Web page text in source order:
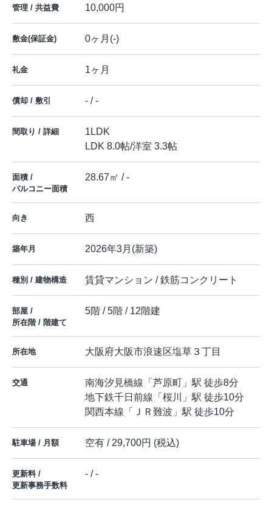
管理 / 共益費 10,000円
敷金(保証金) 0ヶ月(-)
礼金 1ヶ月
償却 / 敷引 - / -
間取り / 詳細
1LDK
LDK 8.0帖/洋室 3.3帖
面積 /
バルコニー面積
28.67㎡ / -
向き 西
築年月 2026年3月(新築)
種別 / 建物構造 賃貸マンション / 鉄筋コンクリート
部屋 /
所在階 / 階建て
5階 / 5階 / 12階建
所在地 大阪府大阪市浪速区塩草 ３丁目
交通 南海汐見橋線 「 芦原町 」駅 徒歩8分
地下鉄千日前線 「 桜川
」駅 徒歩10分
関西本線 「 ＪＲ難波 」駅 徒歩10分
駐車場 / 月額 空有 / 29,700円 (税込)
更新料 /
更新事務手数料
- / -